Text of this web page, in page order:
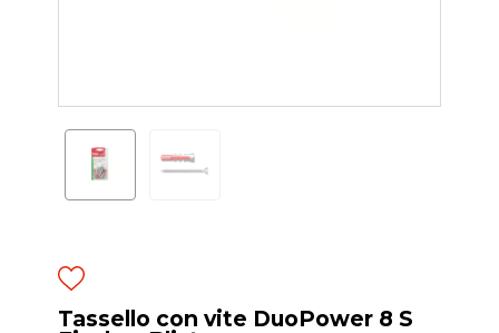
Tassello con vite DuoPower 8 S